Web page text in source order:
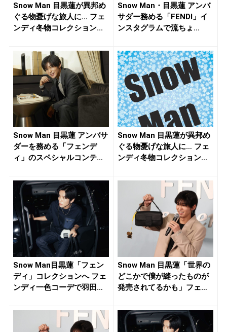
Snow Man 目黒蓮が異邦め
ぐる物憂げな旅人に… フェ
ンディ冬物コレクション...
Snow Man・目黒蓮 アンバ
サダー務める「FENDI」イ
ンスタグラムで流ちょ...
Snow Man 目黒蓮 アンバサ
ダーを務める「フェンデ
ィ」のスペシャルコンテ
Snow Man 目黒蓮が異邦め
ぐる物憂げな旅人に… フェ
ンディ冬物コレクション...
Snow Man目黒蓮「フェン
ディ」コレクションへ フェ
ンディ一色コーデで羽田
Snow Man 目黒蓮「世界の
どこかで僕が縫ったものが
発売されてるかも」フェ